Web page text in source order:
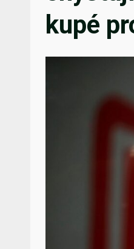
kupé